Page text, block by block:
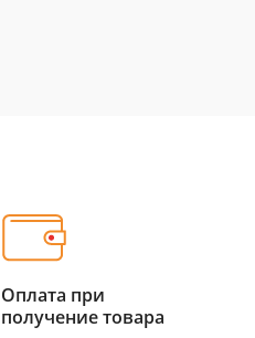
Оплата при
получение товара